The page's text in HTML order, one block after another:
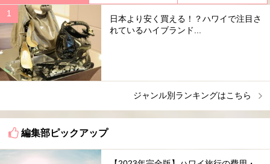
日本より安く買える！？ハワイで注目さ
れているハイブランド...
ジャンル別ランキングはこちら
編集部ピックアップ